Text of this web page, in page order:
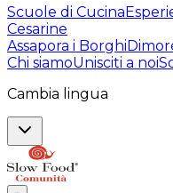
Scuole di Cucina
Cesarine
Assapora i Borghi
Chi siamoUnisciti a noi
Cambia lingua